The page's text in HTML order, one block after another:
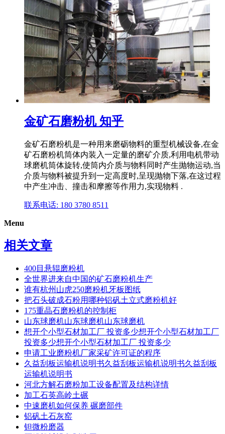
金矿石磨粉机 知乎
金矿石磨粉机是一种用来磨砺物料的重型机械设备,在金
矿石磨粉机筒体内装入一定量的磨矿介质,利用电机带动
球磨机筒体旋转,使筒内介质与物料同时产生抛物运动,当
介质与物料被提升到一定高度时,呈现抛物下落,在这过程
中产生冲击、撞击和摩擦等作用力,实现物料 .
联系电话: 180 3780 8511
Menu
相关文章
400目悬辊磨粉机
全世界进来自中国的矿石磨粉机生产
谁有杭州山虎250磨粉机牙板图纸
把石头破成石粉用哪种铝矾土立式磨粉机好
175重晶石磨粉机的控制柜
山东球磨机山东球磨机山东球磨机
想开个小型石材加工厂 投资多少想开个小型石材加工厂
投资多少想开个小型石材加工厂 投资多少
申请工业磨粉机厂家采矿许可证的程序
久益刮板运输机说明书久益刮板运输机说明书久益刮板
运输机说明书
河北方解石磨粉加工设备配置及结构详情
加工石英高岭土碾
中速磨机如何保养 碾磨部件
铝矾土石灰窑
钽微粉磨器